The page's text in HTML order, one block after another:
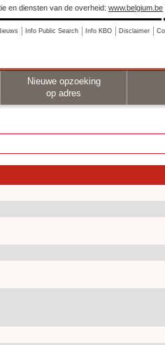
en diensten van de overheid: www.belgium.be
Info Public Search Info KBO Disclaimer
Nieuwe opzoeking
op adres